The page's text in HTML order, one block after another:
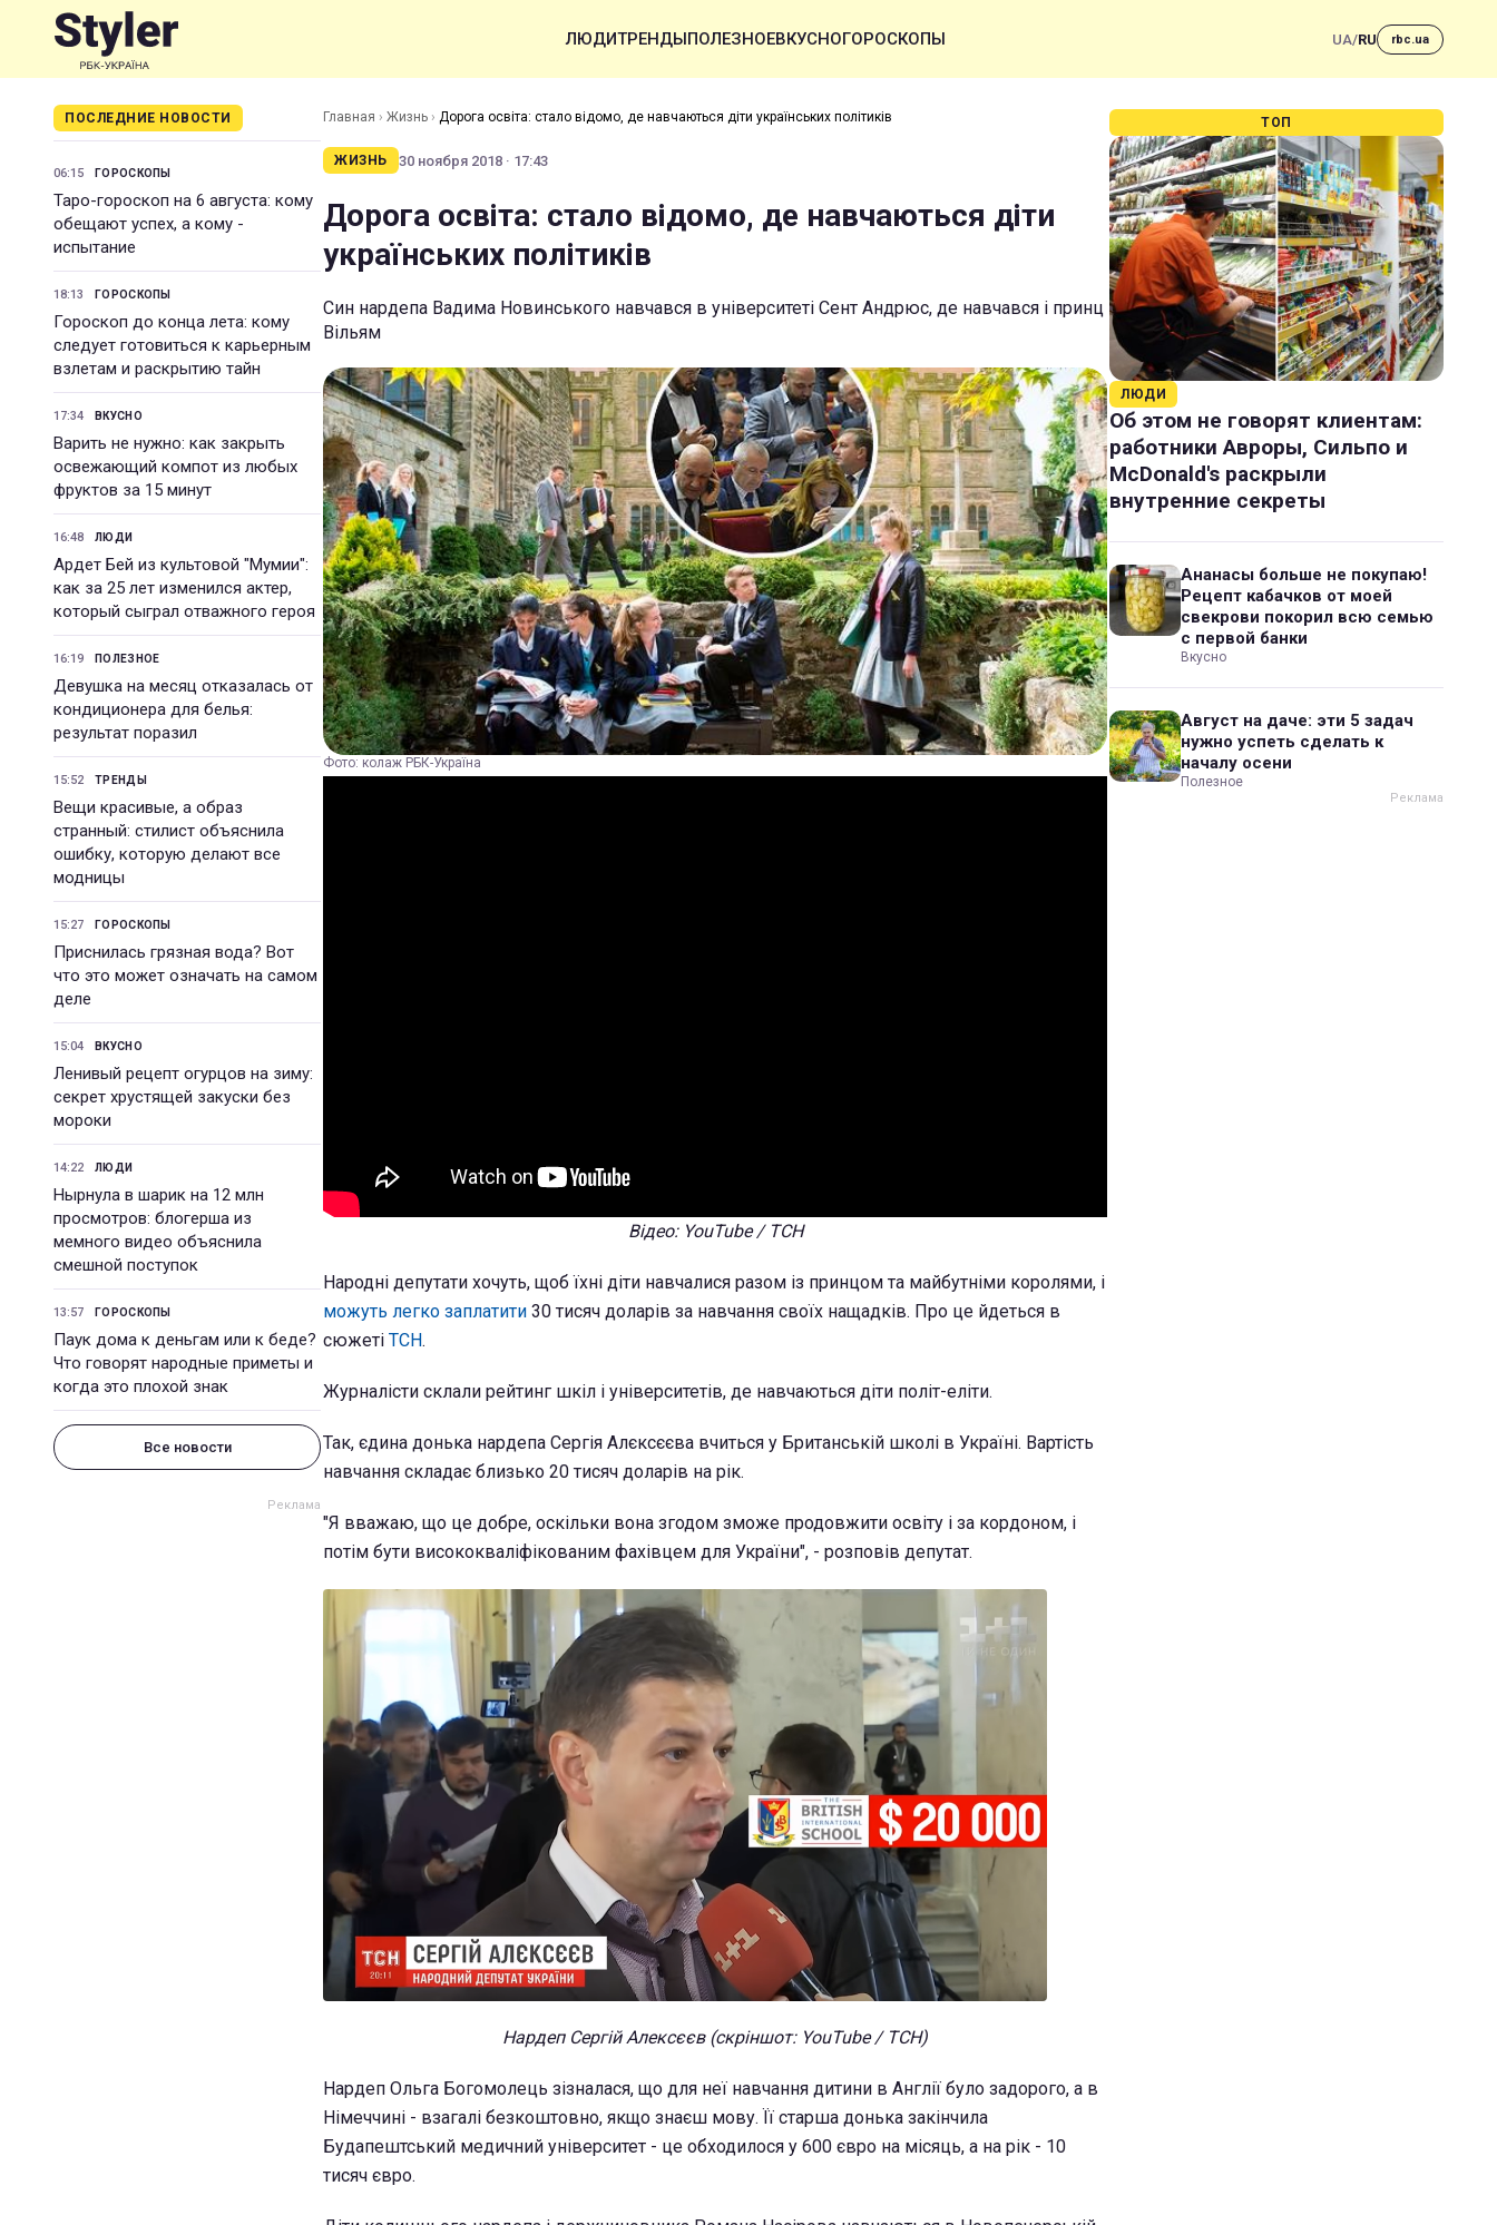
ЛЮДИТРЕНДЫПОЛЕЗНОЕВКУСНОГОРОСКОПЫ UA/RU rbc.ua
ПОСЛЕДНИЕ НОВОСТИ
06:15 ГОРОСКОПЫ
Таро-гороскоп на 6 августа: кому
обещают успех, а кому -
испытание
18:13 ГОРОСКОПЫ
Гороскоп до конца лета: кому
следует готовиться к карьерным
взлетам и раскрытию тайн
17:34 ВКУСНО
Варить не нужно: как закрыть
освежающий компот из любых
фруктов за 15 минут
16:48 ЛЮДИ
Ардет Бей из культовой "Мумии":
как за 25 лет изменился актер,
который сыграл отважного героя
16:19 ПОЛЕЗНОЕ
Девушка на месяц отказалась от
кондиционера для белья:
результат поразил
15:52 ТРЕНДЫ
Вещи красивые, а образ
странный: стилист объяснила
ошибку, которую делают все
модницы
15:27 ГОРОСКОПЫ
Приснилась грязная вода? Вот
что это может означать на самом
деле
15:04 ВКУСНО
Ленивый рецепт огурцов на зиму:
секрет хрустящей закуски без
мороки
14:22 ЛЮДИ
Нырнула в шарик на 12 млн
просмотров: блогерша из
мемного видео объяснила
смешной поступок
13:57 ГОРОСКОПЫ
Паук дома к деньгам или к беде?
Что говорят народные приметы и
когда это плохой знак
Все новости
Главная › Жизнь › Дорога освіта: стало відомо, де навчаються діти українських політиків
ЖИЗНЬ 30 ноября 2018 · 17:43
Дорога освіта: стало відомо, де навчаються діти
українських політиків
Син нардепа Вадима Новинського навчався в університеті Сент Андрюс, де навчався і принц
Вільям
Фото: колаж РБК-Україна
Відео: YouTube / ТСН
Народні депутати хочуть, щоб їхні діти навчалися разом із принцом та майбутніми королями, і
можуть легко заплатити 30 тисяч доларів за навчання своїх нащадків. Про це йдеться в
сюжеті ТСН.
Журналісти склали рейтинг шкіл і університетів, де навчаються діти політ-еліти.
Так, єдина донька нардепа Сергія Алєксєєва вчиться у Британській школі в Україні. Вартість
навчання складає близько 20 тисяч доларів на рік.
"Я вважаю, що це добре, оскільки вона згодом зможе продовжити освіту і за кордоном, і
потім бути висококваліфікованим фахівцем для України", - розповів депутат.
Нардеп Сергій Алексєєв (скріншот: YouTube / ТСН)
Нардеп Ольга Богомолець зізналася, що для неї навчання дитини в Англії було задорого, а в
Німеччині - взагалі безкоштовно, якщо знаєш мову. Її старша донька закінчила
Будапештський медичний університет - це обходилося у 600 євро на місяць, а на рік - 10
тисяч євро.
ТОП
ЛЮДИ
Об этом не говорят клиентам:
работники Авроры, Сильпо и
McDonald's раскрыли
внутренние секреты
Ананасы больше не покупаю!
Рецепт кабачков от моей
свекрови покорил всю семью
с первой банки
Вкусно
Август на даче: эти 5 задач
нужно успеть сделать к
началу осени
Полезное